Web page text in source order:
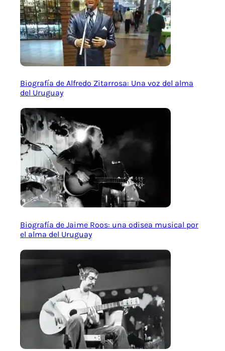
Biografía de Alfredo Zitarrosa: Una voz del alma
del Uruguay
Biografía de Jaime Roos: una odisea musical por
el alma del Uruguay